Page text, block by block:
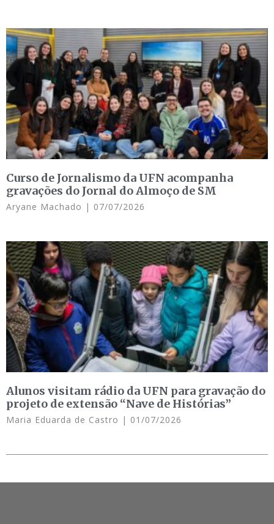
Curso de Jornalismo da UFN acompanha
gravações do Jornal do Almoço de SM
Aryane Machado 07/07/2026
Alunos visitam rádio da UFN para gravação do
projeto de extensão “Nave de Histórias”
Maria Eduarda de Castro 01/07/2026